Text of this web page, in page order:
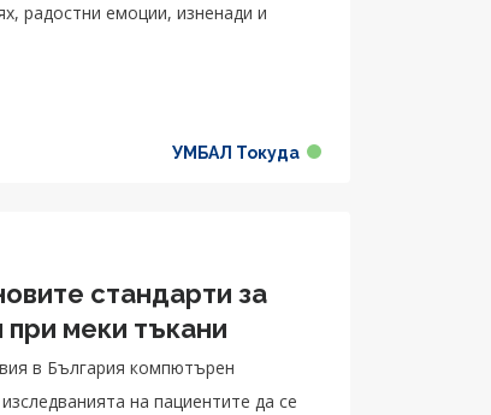
радостни емоции, изненади и
УМБАЛ Токуда
стандарти за
при меки тъкани
в България компютърен